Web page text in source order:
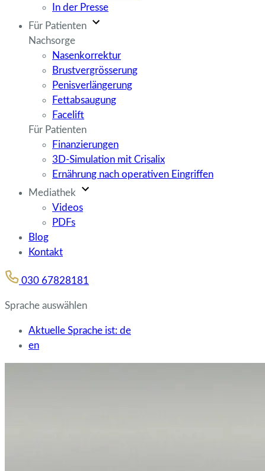
In der Presse
Für Patienten
Nachsorge
Nasenkorrektur
Brustvergrösserung
Penisverlängerung
Fettabsaugung
Facelift
Für Patienten
Finanzierungen
3D-Simulation mit Crisalix
Ernährung nach operativen Eingriffen
Mediathek
Videos
PDFs
Blog
Kontakt
030 67828181
Sprache auswählen
Aktuelle Sprache ist: de
en